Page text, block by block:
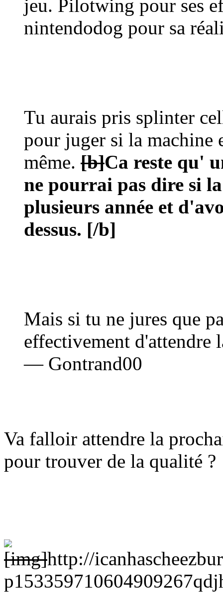
jeu. Pilotwing pour ses
nintendodog pour sa
Tu aurais pris splinter
pour juger si la machine
même. [b]Ca reste qu'
ne pourrai pas dire si
plusieurs année et
dessus. [/b]
Mais si tu ne jures que
effectivement d'attendre
— Gontrand00
Va falloir attendre la
pour trouver de la qualité ?
[img]http://